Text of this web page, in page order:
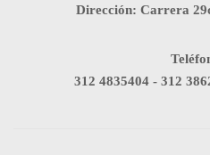
Dirección: Carrera
312 4835404 - 312